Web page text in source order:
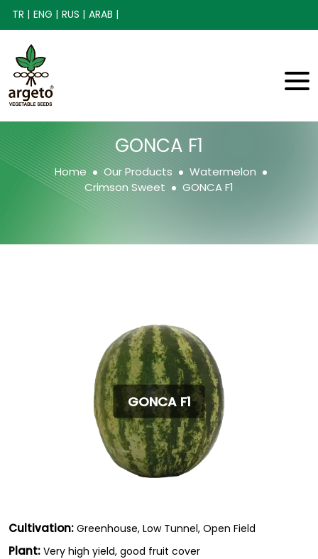
TR | ENG | RUS | ARAB |
GONCA F1
Home Our Products
Watermelon
Crimson Sweet
GONCA F1
GONCA F1
Cultivation: Greenhouse, Low Tunnel, Open Field
Plant: Very high yield, good fruit cover